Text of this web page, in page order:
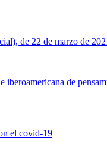
de 22 de marzo de
iberoamericana de
el covid-19